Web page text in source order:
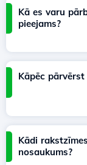
Kā es varu
pieejams?
Kāpēc
Kādi
nosaukums?